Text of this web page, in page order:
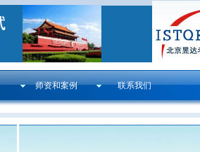
师资和案例 联系我们